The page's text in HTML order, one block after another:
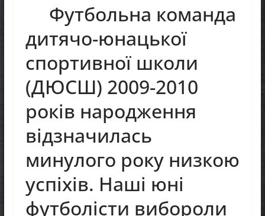
Футбольна команда
дитячо-юнацької
спортивної школи
(ДЮСШ) 2009-2010
років народження
відзначилась
минулого року низкою
успіхів. Наші юні
футболісти вибороли